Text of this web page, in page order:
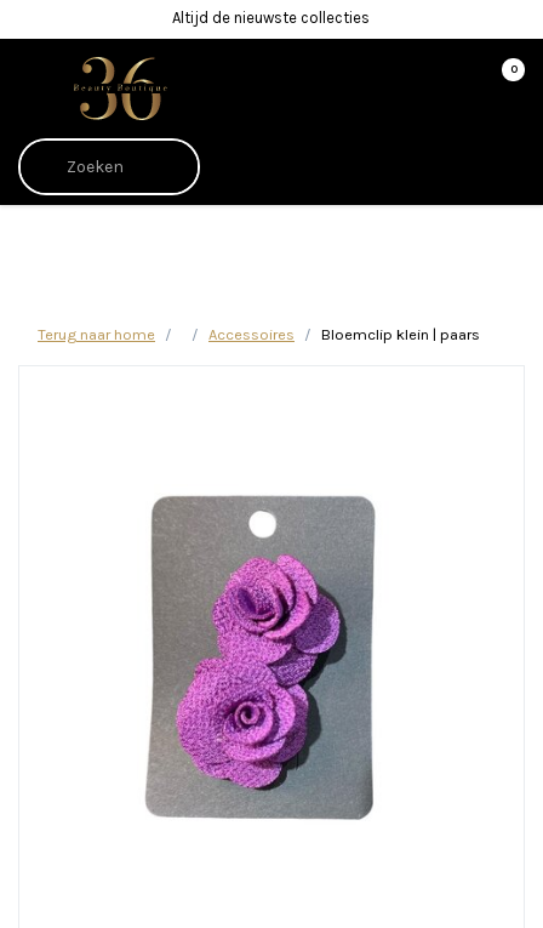
Altijd de nieuwste collecties
0
Terug naar home Accessoires Bloemclip klein | paars